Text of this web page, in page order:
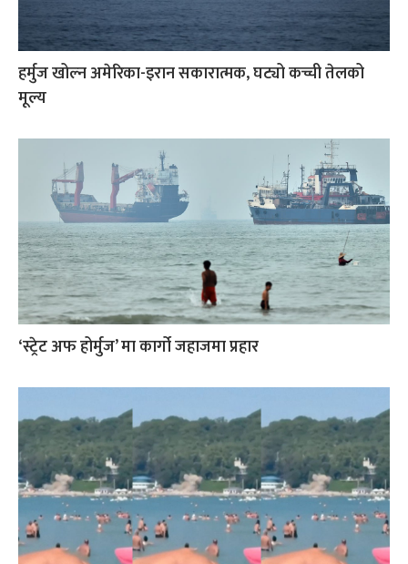
हर्मुज खोल्न अमेरिका-इरान सकारात्मक, घट्यो कच्ची तेलको
मूल्य
‘स्ट्रेट अफ होर्मुज’ मा कार्गो जहाजमा प्रहार